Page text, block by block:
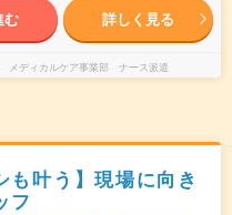
む 詳しく見る
メディカルケア事業部 ナース派遣
も叶う】現場に向き
フ